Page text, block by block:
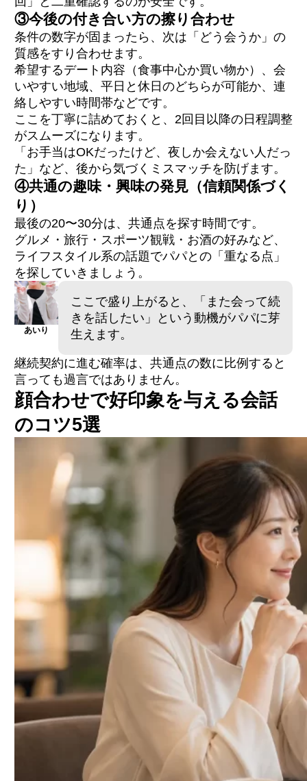
③今後の付き合い方の擦り合わせ
条件の数字が固まったら、次は「どう会うか」の
質感をすり合わせます。
希望するデート内容（食事中心か買い物か）、会
いやすい地域、平日と休日のどちらが可能か、連
絡しやすい時間帯などです。
ここを丁寧に詰めておくと、2回目以降の日程調整
がスムーズになります。
「お手当はOKだったけど、夜しか会えない人だっ
た」など、後から気づくミスマッチを防げます。
④共通の趣味・興味の発見（信頼関係づく
り）
最後の20〜30分は、共通点を探す時間です。
グルメ・旅行・スポーツ観戦・お酒の好みなど、
ライフスタイル系の話題でパパとの「重なる点」
を探していきましょう。
あいり
ここで盛り上がると、「また会って続
きを話したい」という動機がパパに芽
生えます。
継続契約に進む確率は、共通点の数に比例すると
言っても過言ではありません。
顔合わせで好印象を与える会話
のコツ5選